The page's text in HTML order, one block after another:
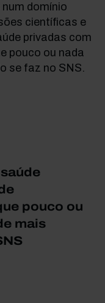
domínio
científicas e
privadas com
pouco ou nada
se faz no SNS.
pouco ou
mais